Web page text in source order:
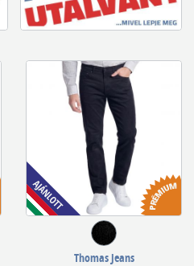
Thomas Jeans